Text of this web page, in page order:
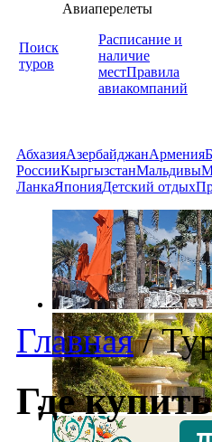
Поиск
туров
Авиаперелеты
Расписание и
наличие
местПравила
авиакомпаний
АбхазияАзербайджанАрмения
РоссииКыргызстанМальдивы
ЛанкаЯпонияДетский отдых
Главная /
Где купить